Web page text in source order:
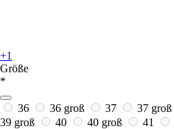
+1
Größe
*
36 36 groß 37 37 groß
39 groß
40 40 groß 41